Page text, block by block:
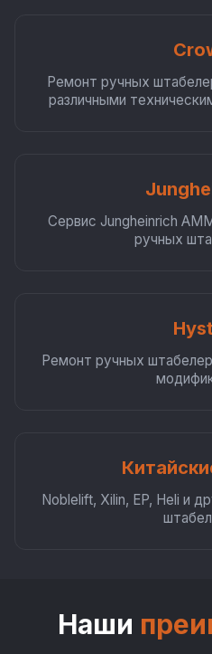
Ремонт ручных
различными
Сервис Jungheinrich
ручных
Ремонт ручных
Noblelift, Xilin, EP, Heli и
Наши